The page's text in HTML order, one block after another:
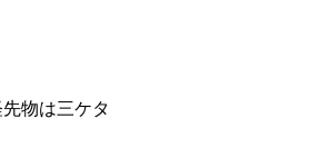
物は三ケタ